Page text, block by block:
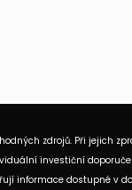
zdrojů. Při jejich
investiční
informace dostupné v